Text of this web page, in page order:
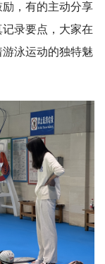
，有的主动分享
录要点，大家在
泳运动的独特魅